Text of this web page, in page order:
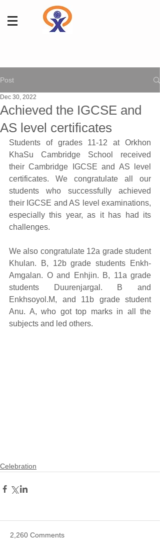
Post
Achieved the IGCSE and
AS level certificates
Dec 30, 2022
Students of grades 11-12 at Orkhon
KhaSu Cambridge School received
their Cambridge IGCSE and AS level
certificates. We congratulate all our
students who successfully achieved
their IGCSE and AS level examinations,
especially this year, as it has had its
challenges.
We also congratulate 12a grade student
Khulan. B, 12b grade students Enkh-
Amgalan. O and Enhjin. B, 11a grade
students Duurenjargal. B and
Enkhsoyol.M, and 11b grade student
Anu. A, who got top marks in all the
subjects and led others.
Celebration
2,260 Comments